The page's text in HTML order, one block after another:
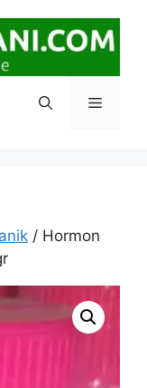
Menu
/ Hormon